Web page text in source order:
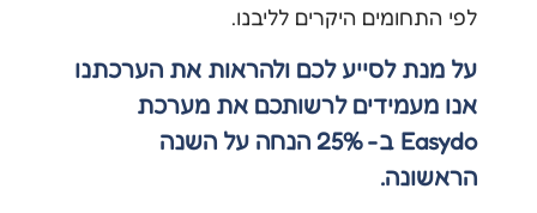
לפי התחומים היקרים לליבנו.
על מנת לסייע לכם ולהראות את הערכתנו
אנו מעמידים לרשותכם את מערכת
Easydo ב- 25% הנחה על השנה
הראשונה.